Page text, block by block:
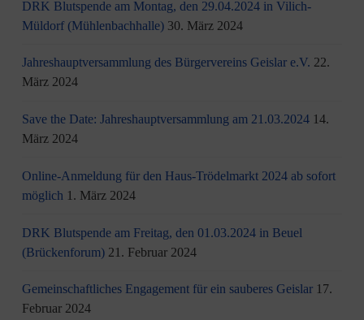
DRK Blutspende am Montag, den 29.04.2024 in Vilich-
Müldorf (Mühlenbachhalle) 30. März 2024
Jahreshauptversammlung des Bürgervereins Geislar e.V. 22.
März 2024
Save the Date: Jahreshauptversammlung am 21.03.2024 14.
März 2024
Online-Anmeldung für den Haus-Trödelmarkt 2024 ab sofort
möglich 1. März 2024
DRK Blutspende am Freitag, den 01.03.2024 in Beuel
(Brückenforum) 21. Februar 2024
Gemeinschaftliches Engagement für ein sauberes Geislar 17.
Februar 2024